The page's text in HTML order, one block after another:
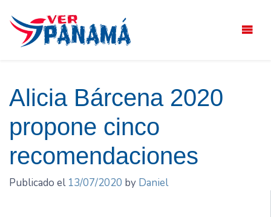
contenido
Alicia Bárcena 2020
propone cinco
recomendaciones
Publicado el 13/07/2020 by Daniel